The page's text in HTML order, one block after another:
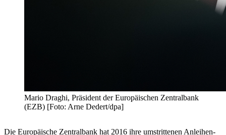
Mario Draghi, Präsident der Europäischen Zentralbank
(EZB) [Foto: Arne Dedert/dpa]
Die Europäische Zentralbank hat 2016 ihre umstrittenen Anleihen-